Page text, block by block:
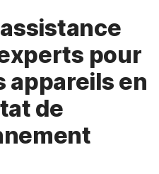
pour
appareils en
de